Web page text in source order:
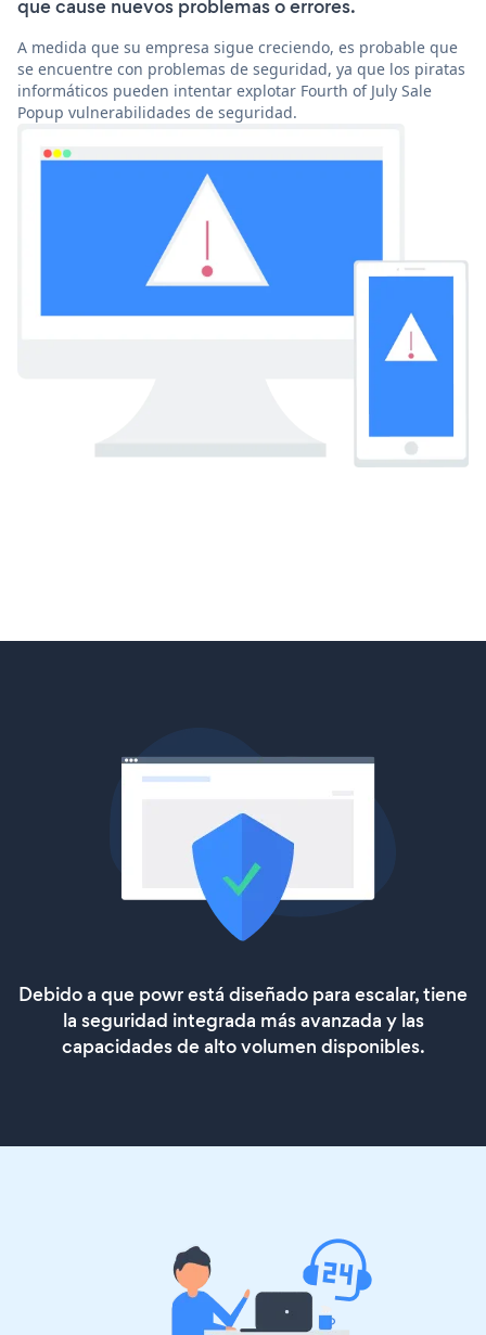
que cause nuevos problemas o errores.
A medida que su empresa sigue creciendo, es probable que
se encuentre con problemas de seguridad, ya que los piratas
informáticos pueden intentar explotar Fourth of July Sale
Popup vulnerabilidades de seguridad.
Debido a que powr está diseñado para escalar, tiene
la seguridad integrada más avanzada y las
capacidades de alto volumen disponibles.